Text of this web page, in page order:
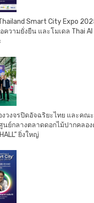
Smart City Expo
ความยั่งยืน และโมเดล Thai
วงจรปิดอัจฉริยะไทย และคณ
นย์กลางตลาดดอกไม้ปากคลอ
ยิ่งใหญ่